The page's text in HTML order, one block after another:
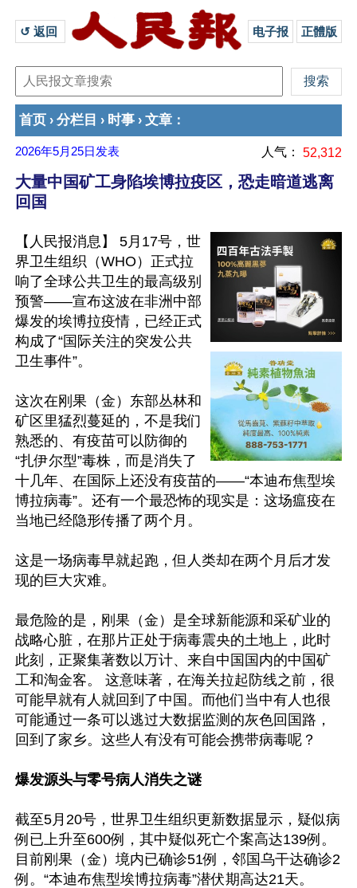
↺ 返回 电子报 正體版
首页 › 分栏目 › 时事 › 文章 ：
2026年5月25日 发表 人气： 52,312
大量中国矿工身陷埃博拉疫区，恐走暗道逃离
回国
【人民报消息】 5月17号，世
界卫生组织（WHO）正式拉
响了全球公共卫生的最高级别
预警——宣布这波在非洲中部
爆发的埃博拉疫情，已经正式
构成了“国际关注的突发公共
卫生事件”。
这次在刚果（金）东部丛林和
矿区里猛烈蔓延的，不是我们
熟悉的、有疫苗可以防御的
“扎伊尔型”毒株，而是消失了
十几年、在国际上还没有疫苗的——“本迪布焦型埃
博拉病毒”。还有一个最恐怖的现实是：这场瘟疫在
当地已经隐形传播了两个月。
这是一场病毒早就起跑，但人类却在两个月后才发
现的巨大灾难。
最危险的是，刚果（金）是全球新能源和采矿业的
战略心脏，在那片正处于病毒震央的土地上，此时
此刻，正聚集著数以万计、来自中国国内的中国矿
工和淘金客。 这意味著，在海关拉起防线之前，很
可能早就有人就回到了中国。而他们当中有人也很
可能通过一条可以逃过大数据监测的灰色回国路，
回到了家乡。这些人有没有可能会携带病毒呢？
爆发源头与零号病人消失之谜
截至5月20号，世界卫生组织更新数据显示，疑似病
例已上升至600例，其中疑似死亡个案高达139例。
目前刚果（金）境内已确诊51例，邻国乌干达确诊2
例。“本迪布焦型埃博拉病毒”潜伏期高达21天。